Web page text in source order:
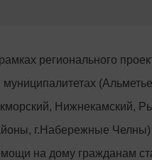
регионального
муниципалитетах
Нижнекамский,
г.Набережные Челны)
на дому гражданам